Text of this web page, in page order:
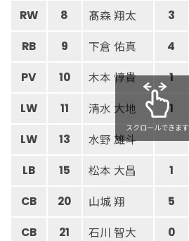
RW 8 髙森 翔太 3
RB 9 下倉 佑真 4
PV 10 木本 惇貴 1
LW 11 清水 大地 1
LW 13 水野 雄斗
LB 15 松本 大昌 1
CB 20 山城 翔 5
CB 21 石川 智大 0
スクロールできます